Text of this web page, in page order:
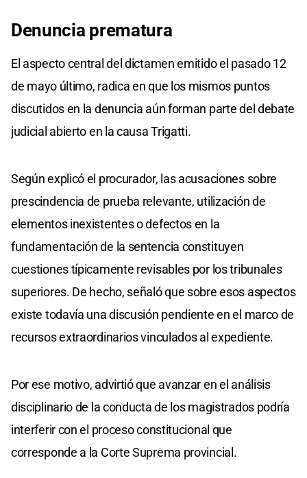
Denuncia prematura
El aspecto central del dictamen emitido el pasado 12
de mayo último, radica en que los mismos puntos
discutidos en la denuncia aún forman parte del debate
judicial abierto en la causa Trigatti.
Según explicó el procurador, las acusaciones sobre
prescindencia de prueba relevante, utilización de
elementos inexistentes o defectos en la
fundamentación de la sentencia constituyen
cuestiones típicamente revisables por los tribunales
superiores. De hecho, señaló que sobre esos aspectos
existe todavía una discusión pendiente en el marco de
recursos extraordinarios vinculados al expediente.
Por ese motivo, advirtió que avanzar en el análisis
disciplinario de la conducta de los magistrados podría
interferir con el proceso constitucional que
corresponde a la Corte Suprema provincial.